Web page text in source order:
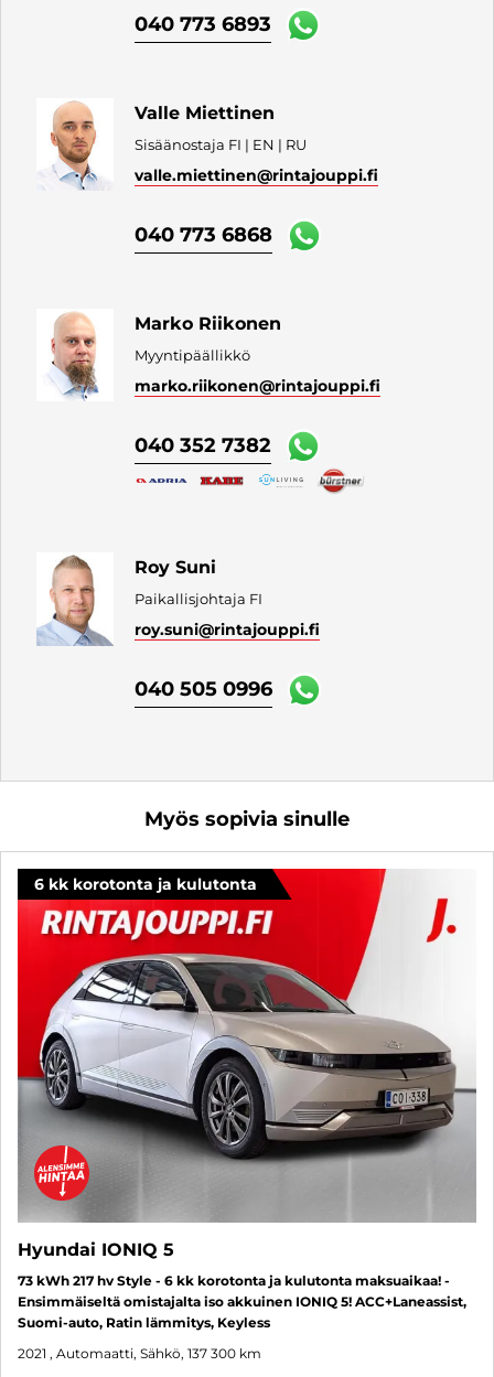
040 773 6893
Valle Miettinen
Sisäänostaja FI | EN | RU
valle.miettinen@rintajouppi.fi
040 773 6868
Marko Riikonen
Myyntipäällikkö
marko.riikonen@rintajouppi.fi
040 352 7382
Roy Suni
Paikallisjohtaja FI
roy.suni@rintajouppi.fi
040 505 0996
Myös sopivia sinulle
6 kk korotonta ja kulutonta
Hyundai IONIQ 5
73 kWh 217 hv Style - 6 kk korotonta ja kulutonta maksuaikaa! -
Ensimmäiseltä omistajalta iso akkuinen IONIQ 5! ACC+Laneassist,
Suomi-auto, Ratin lämmitys, Keyless
2021 , Automaatti, Sähkö, 137 300 km